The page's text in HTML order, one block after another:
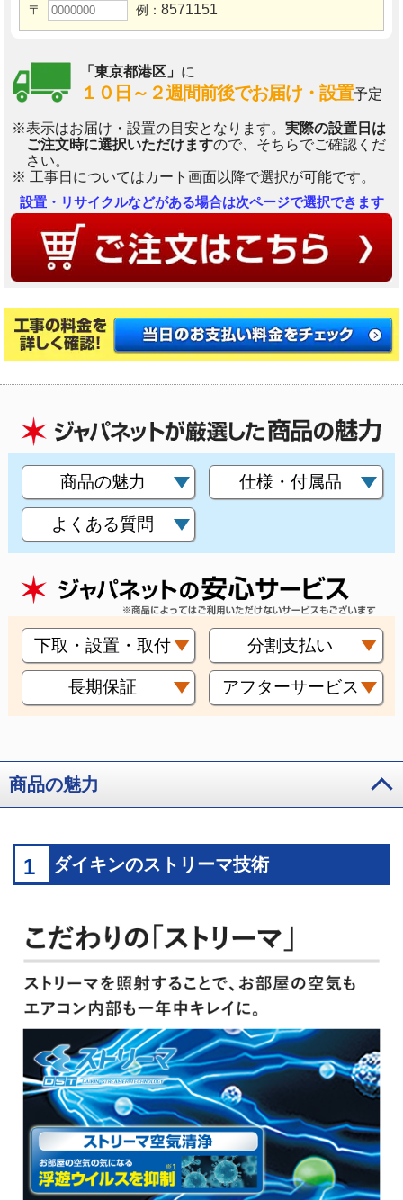
〒 例： 8571151
「東京都港区」 に
１０日～２週間前後でお届け・設置予定
※表示はお届け・設置の目安となります。 実際の設置日は
ご注文時に選択いただけますので、そちらでご確認くだ
さい。
※ 工事日についてはカート画面以降で選択が可能です。
設置・リサイクルなどがある場合は次ページで選択できます
商品の魅力 仕様・付属品
よくある質問
下取・設置・取付 分割支払い
長期保証 アフターサービス
商品の魅力
1 ダイキンのストリーマ技術